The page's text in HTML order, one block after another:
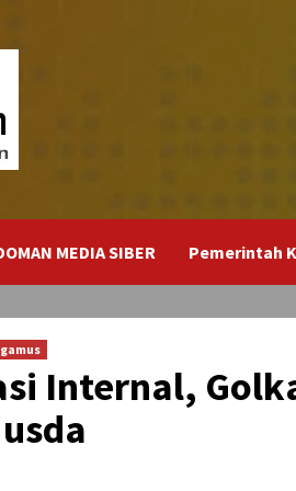
MEDIA SIBER Pemerintah
Internal,